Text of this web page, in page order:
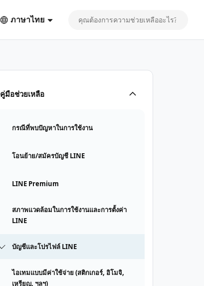
ภาษาไทย
คู่มือช่วยเหลือ
กรณีที่พบปัญหาในการใช้งาน
โอนย้าย/สมัครบัญชี LINE
LINE Premium
สภาพแวดล้อมในการใช้งานและการตั้งค่า
LINE
บัญชีและโปรไฟล์ LINE
ไอเทมแบบมีค่าใช้จ่าย (สติกเกอร์, อิโมจิ,
เหรียญ, ฯลฯ)